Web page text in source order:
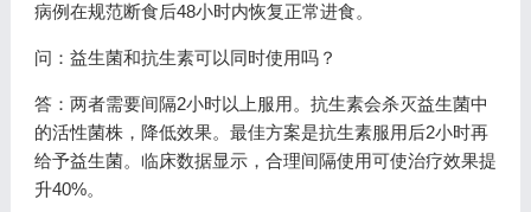
病例在规范断食后48小时内恢复正常进食。
问：益生菌和抗生素可以同时使用吗？
答：两者需要间隔2小时以上服用。抗生素会杀灭益生菌中
的活性菌株，降低效果。最佳方案是抗生素服用后2小时再
给予益生菌。临床数据显示，合理间隔使用可使治疗效果提
升40%。